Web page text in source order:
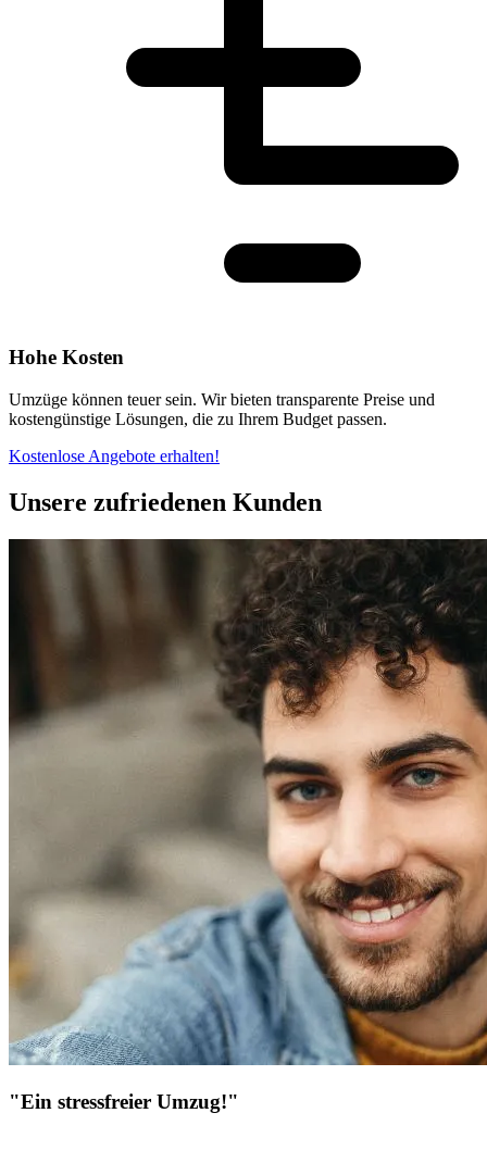
Hohe Kosten
Umzüge können teuer sein. Wir bieten transparente Preise und
kostengünstige Lösungen, die zu Ihrem Budget passen.
Kostenlose Angebote erhalten!
Unsere zufriedenen Kunden
"Ein stressfreier Umzug!"